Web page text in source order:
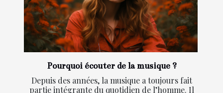
Pourquoi écouter de la musique ?
Depuis des années, la musique a toujours fait
partie intégrante du quotidien de l’homme. Il